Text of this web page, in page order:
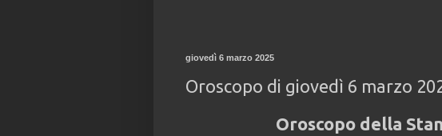
giovedì 6 marzo 2025
Oroscopo di giovedì 6 marzo
Oroscopo della